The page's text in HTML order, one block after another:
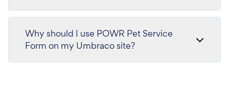
Why should I use POWR Pet Service
Form on my Umbraco site?